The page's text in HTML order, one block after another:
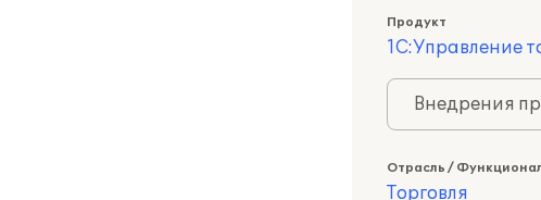
Продукт
1С:Управление
Внедрения
Отрасль /
Торговля